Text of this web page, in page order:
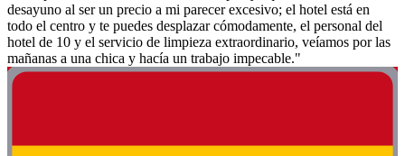
desayuno al ser un precio a mi parecer excesivo; el hotel está en
todo el centro y te puedes desplazar cómodamente, el personal del
hotel de 10 y el servicio de limpieza extraordinario, veíamos por las
mañanas a una chica y hacía un trabajo impecable."